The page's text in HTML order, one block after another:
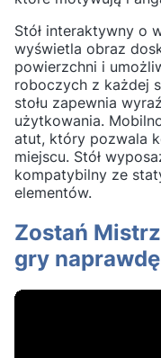
Stół interaktywny o
wyświetla obraz
powierzchni i
roboczych z każdej
stołu zapewnia
użytkowania.
atut, który pozwala
miejscu. Stół
kompatybilny ze
elementów.
Zostań
gry